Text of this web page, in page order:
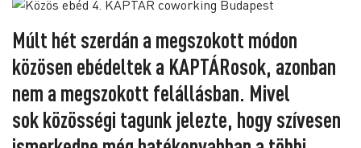
Múlt hét szerdán a megszokott módon
közösen ebédeltek a KAPTÁRosok, azonban
nem a megszokott felállásban. Mivel
sok közösségi tagunk jelezte, hogy szívesen